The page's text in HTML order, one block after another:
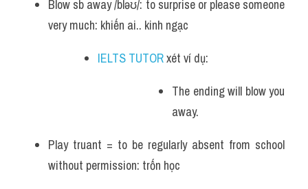
Blow sb away /bləʊ/: to surprise or please someone
very much: khiến ai.. kinh ngạc
IELTS TUTOR xét ví dụ:
The ending will blow you
away.
Play truant = to be regularly absent from school
without permission: trốn học